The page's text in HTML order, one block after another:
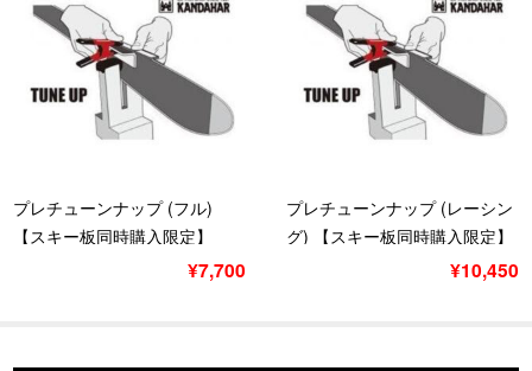
プレチューンナップ (フル)
【スキー板同時購入限定】
¥7,700
プレチューンナップ (レーシン
グ) 【スキー板同時購入限定】
¥10,450